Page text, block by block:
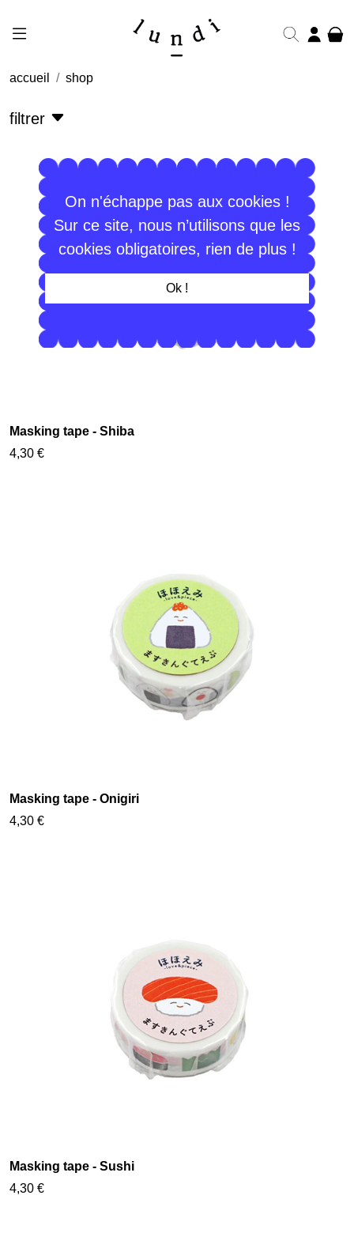
On n'échappe pas aux cookies !
Sur ce site, nous n’utilisons que les
cookies obligatoires, rien de plus !
Ok !
accueil shop
filtrer
Masking tape - Shiba
4,30 €
Masking tape - Onigiri
4,30 €
Masking tape - Sushi
4,30 €